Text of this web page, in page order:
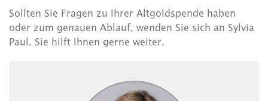
Sollten Sie Fragen zu Ihrer Altgoldspende haben
oder zum genauen Ablauf, wenden Sie sich an Sylvia
Paul. Sie hilft Ihnen gerne weiter.